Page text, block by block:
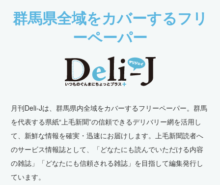
群馬県全域をカバーするフリ
ーペーパー
月刊Deli-Jは、群馬県内全域をカバーするフリーペーパー。群馬
を代表する県紙“上毛新聞”の信頼できるデリバリー網を活用し
て、新鮮な情報を確実・迅速にお届けします。上毛新聞読者へ
のサービス情報誌として、「どなたにも読んでいただける内容
の雑誌」「どなたにも信頼される雑誌」を目指して編集発行し
ています。